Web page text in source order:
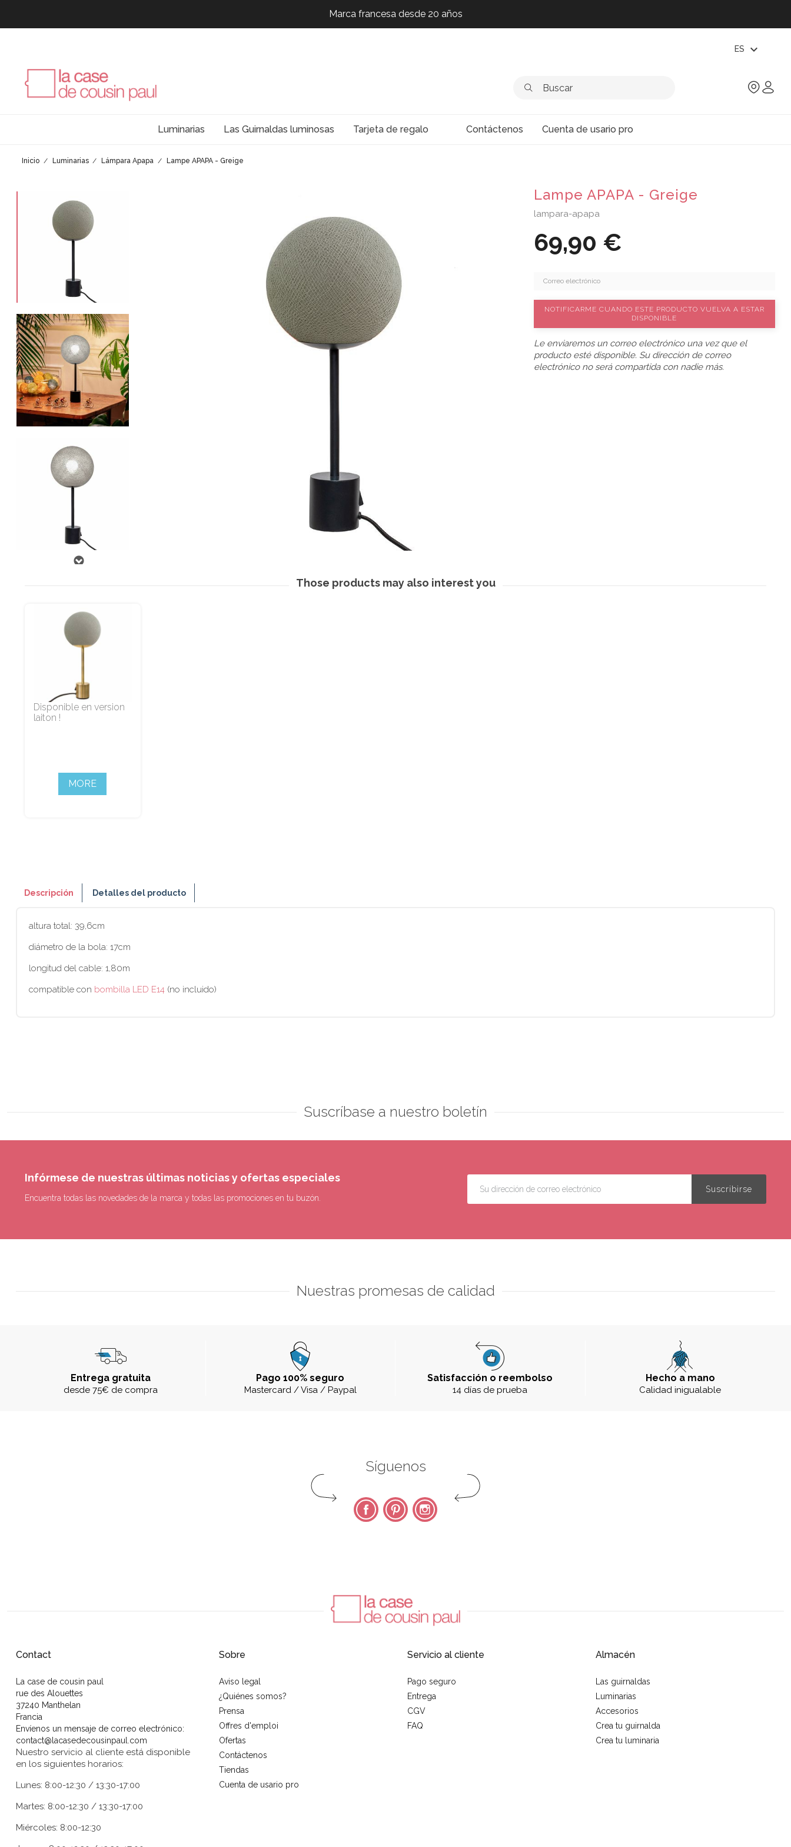
Marca francesa desde 20 años
Marca francesa desde 20 años
ES expand_more
Luminarias Las Guirnaldas luminosas Tarjeta de regalo Contáctenos Cuenta de usario pro
Inicio Luminarias Lámpara Apapa Lampe APAPA - Greige
Lampe APAPA - Greige
lampara-apapa
69,90 €
NOTIFICARME CUANDO ESTE PRODUCTO VUELVA A ESTAR
DISPONIBLE
Le enviaremos un correo electrónico una vez que el
producto esté disponible. Su dirección de correo
electrónico no será compartida con nadie más.
Those products may also interest you
Disponible en version
laiton !
MORE
Descripción Detalles del producto
altura total: 39,6cm
diámetro de la bola: 17cm
longitud del cable: 1,80m
compatible con bombilla LED E14 (no incluido)
Suscríbase a nuestro boletín
Infórmese de nuestras últimas noticias y ofertas especiales
Encuentra todas las novedades de la marca y todas las promociones en tu buzón.
Nuestras promesas de calidad
Entrega gratuita
desde 75€ de compra
Pago 100% seguro
Mastercard / Visa / Paypal
Satisfacción o reembolso
14 días de prueba
Hecho a mano
Calidad inigualable
Síguenos
FacebookPinterest Instagram
Contact
La case de cousin paul
rue des Alouettes
37240 Manthelan
Francia
Envíenos un mensaje de correo electrónico:
contact@lacasedecousinpaul.com
Nuestro servicio al cliente está disponible
en los siguientes horarios:
Lunes: 8:00-12:30 / 13:30-17:00
Martes: 8:00-12:30 / 13:30-17:00
Miércoles: 8:00-12:30
Sobre
Aviso legal
¿Quiénes somos?
Prensa
Offres d'emploi
Ofertas
Contáctenos
Tiendas
Cuenta de usario pro
Servicio al cliente
Pago seguro
Entrega
CGV
FAQ
Almacén
Las guirnaldas
Luminarias
Accesorios
Crea tu guirnalda
Crea tu luminaria